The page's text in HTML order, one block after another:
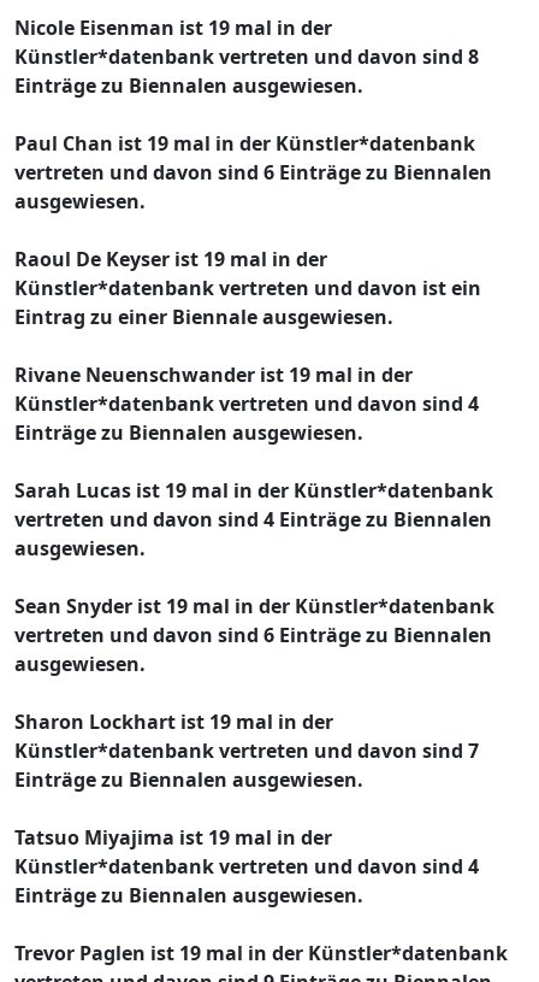
Nicole Eisenman ist 19 mal in der
Künstler*datenbank vertreten und davon sind 8
Einträge zu Biennalen ausgewiesen.
Paul Chan ist 19 mal in der Künstler*datenbank
vertreten und davon sind 6 Einträge zu Biennalen
ausgewiesen.
Raoul De Keyser ist 19 mal in der
Künstler*datenbank vertreten und davon ist ein
Eintrag zu einer Biennale ausgewiesen.
Rivane Neuenschwander ist 19 mal in der
Künstler*datenbank vertreten und davon sind 4
Einträge zu Biennalen ausgewiesen.
Sarah Lucas ist 19 mal in der Künstler*datenbank
vertreten und davon sind 4 Einträge zu Biennalen
ausgewiesen.
Sean Snyder ist 19 mal in der Künstler*datenbank
vertreten und davon sind 6 Einträge zu Biennalen
ausgewiesen.
Sharon Lockhart ist 19 mal in der
Künstler*datenbank vertreten und davon sind 7
Einträge zu Biennalen ausgewiesen.
Tatsuo Miyajima ist 19 mal in der
Künstler*datenbank vertreten und davon sind 4
Einträge zu Biennalen ausgewiesen.
Trevor Paglen ist 19 mal in der Künstler*datenbank